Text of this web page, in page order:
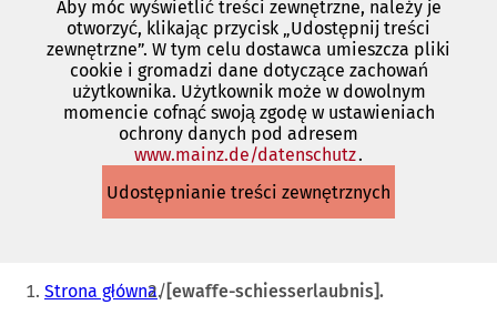
Aby móc wyświetlić treści zewnętrzne, należy je
otworzyć, klikając przycisk „Udostępnij treści
zewnętrzne”. W tym celu dostawca umieszcza pliki
cookie i gromadzi dane dotyczące zachowań
użytkownika. Użytkownik może w dowolnym
momencie cofnąć swoją zgodę w ustawieniach
ochrony danych pod adresem
www.mainz.de/datenschutz(Otwiera
w
nowej
.
Udostępnianie treści zewnętrznych
JesteśStrona główna [ewaffe-schiesserlaubnis].